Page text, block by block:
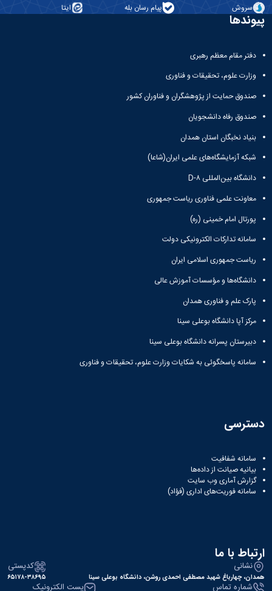
سروش پیام رسان بله ایتا
پیوندها
دفتر مقام معظم رهبری
وزارت علوم، تحقیقات و فناوری
صندوق حمایت از پژوهشگران و فناوران کشور
صندوق رفاه دانشجویان
بنیاد نخبگان استان همدان
شبکه آزمایشگاه‌های علمی ایران(شاعا)
دانشگاه بین‌المللی D-۸
معاونت علمی فناوری ریاست جمهوری
پورتال امام خمینی (ره)
سامانه تدارکات الکترونیکی دولت
ریاست جمهوری اسلامی ایران
دانشگاه‌ها و مؤسسات آموزش عالی
پارک علم و فناوری همدان
مرکز آپا دانشگاه بوعلی سینا
دبیرستان پسرانه دانشگاه بوعلی سینا
سامانه پاسخگوئی به شکایات وزارت علوم، تحقیقات و فناوری
دسترسی
سامانه شفافیت
بیانیه صیانت از داده‌ها
گزارش آماری وب‌ سایت
سامانه فوریت‌های اداری (فؤاد)
ارتباط با ما
نشانی
همدان، چهارباغ شهید مصطفی احمدی روشن، دانشگاه بوعلی سینا
کدپستی
۶۵۱۷۸-۳۸۶۹۵
شماره تماس پست الکترونیک